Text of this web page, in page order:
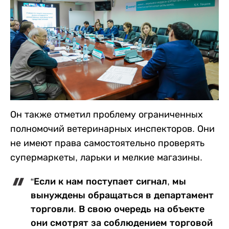
Он также отметил проблему ограниченных
полномочий ветеринарных инспекторов. Они
не имеют права самостоятельно проверять
супермаркеты, ларьки и мелкие магазины.
“Если к нам поступает сигнал, мы
вынуждены обращаться в департамент
торговли. В свою очередь на объекте
они смотрят за соблюдением торговой